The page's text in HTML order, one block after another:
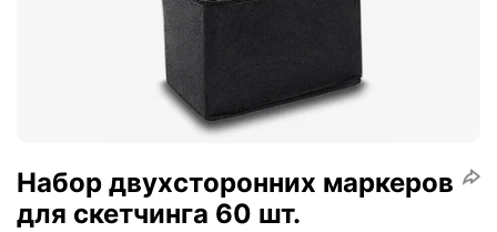
Набор двухсторонних маркеров
для скетчинга 60 шт.